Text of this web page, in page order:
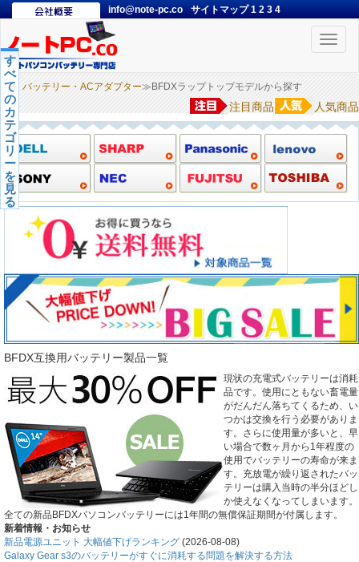
info@note-pc.co サイトマップ1 2 3 4
Toggle
バッテリー・ACアダプター≫BFDXラップトップモデルから探す
人気商品
注目商品
す
べ
て
の
カ
テ
ゴ
リ
ー
を
見
る
BFDX互換用バッテリー製品一覧
現状の充電式バッテリーは消耗
品です。使用にともない畜電量
がだんだん落ちてくるため、い
つかは交換を行う必要がありま
す。さらに使用量が多いと、早
い場合で数ヶ月から1年程度の
使用でバッテリーの寿命が来ま
す。充放電が繰り返されたバッ
テリーは購入当時の半分ほどし
か使えなくなってしまいます。
全ての新品BFDXパソコンバッテリーには1年間の無償保証期間が付属します。
新着情報・お知らせ
新品電源ユニット 大幅値下げランキング (2026-08-08)
Galaxy Gear s3のバッテリーがすぐに消耗する問題を解決する方法